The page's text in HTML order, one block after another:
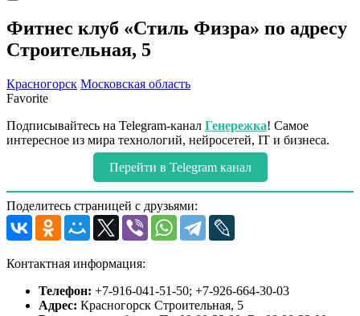
Фитнес клуб «Стиль Физра» по адресу
Строительная, 5
Красногорск Московская область
Favorite
Подписывайтесь на Telegram-канал Генережка! Самое
интересное из мира технологий, нейросетей, IT и бизнеса.
Перейти в Telegram канал
Поделитесь страницей с друзьями:
Контактная информация:
Телефон: +7-916-041-51-50; +7-926-664-30-03
Адрес: Красногорск Строительная, 5